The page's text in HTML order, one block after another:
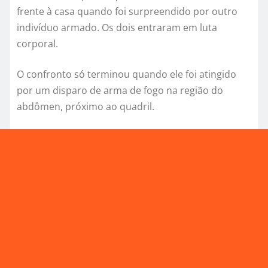
frente à casa quando foi surpreendido por outro
indivíduo armado. Os dois entraram em luta
corporal.
O confronto só terminou quando ele foi atingido
por um disparo de arma de fogo na região do
abdômen, próximo ao quadril.